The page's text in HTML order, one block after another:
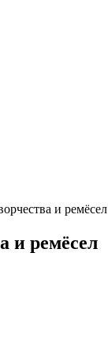
и ремёсел
и ремёсел